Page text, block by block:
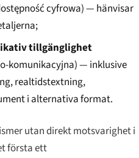
cyfrowa) — hänvisar
tillgänglighet
komunikacyjna) — inklusive
realtidstextning,
i alternativa format.
utan direkt motsvarighet i
första ett